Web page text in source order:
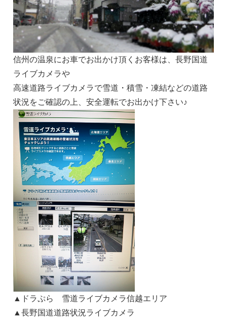
信州の温泉にお車でお出かけ頂くお客様は、長野国道
ライブカメラや
高速道路ライブカメラで雪道・積雪・凍結などの道路
状況をご確認の上、安全運転でお出かけ下さい♪
▲ドラぷら 雪道ライブカメラ信越エリア
▲長野国道道路状況ライブカメラ